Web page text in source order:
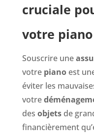
cruciale
votre piano
Souscrire une
votre pianoest
éviter les
votre
des objetsde
financièrement